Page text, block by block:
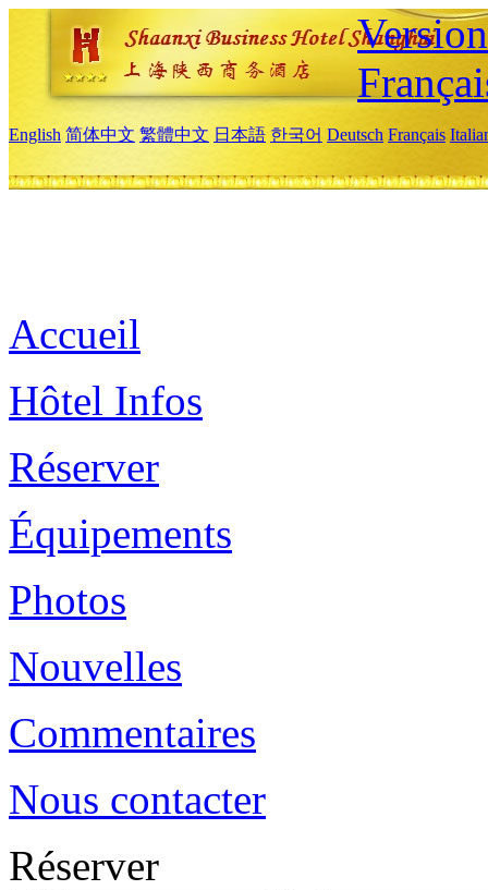
English 简体中文 繁體中文 日本語 한국어 Deutsch Français
Accueil
Hôtel Infos
Réserver
Équipements
Photos
Nouvelles
Commentaires
Nous contacter
Réserver